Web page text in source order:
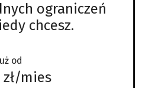
ograniczeń
chcesz.
od
zł/mies